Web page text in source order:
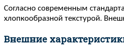
Согласно современным
хлопкообразной текстурой.
Внешние